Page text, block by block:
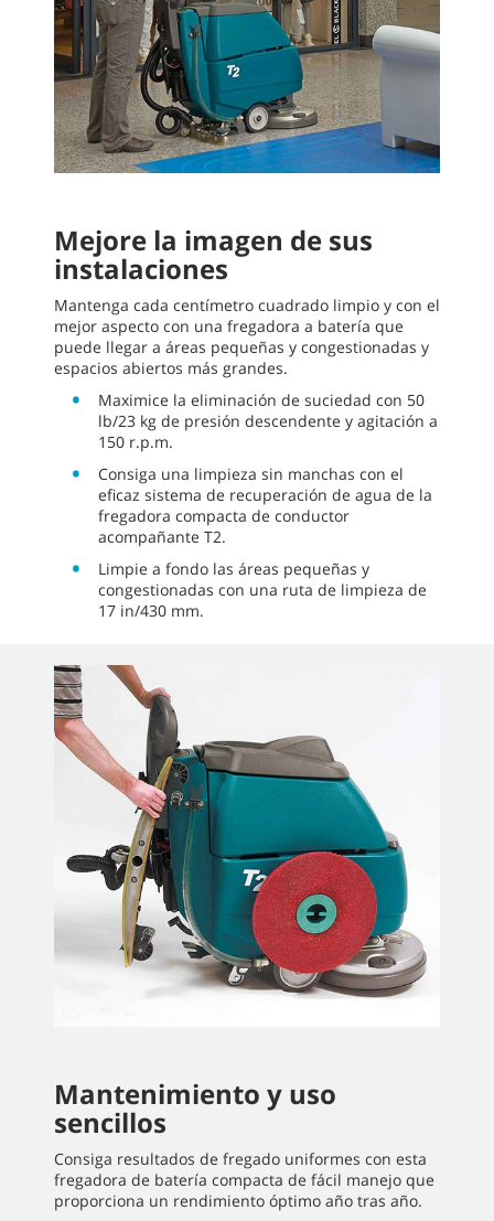
Mejore la imagen de sus
instalaciones
Mantenga cada centímetro cuadrado limpio y con el
mejor aspecto con una fregadora a batería que
puede llegar a áreas pequeñas y congestionadas y
espacios abiertos más grandes.
Maximice la eliminación de suciedad con 50
lb/23 kg de presión descendente y agitación a
150 r.p.m.
Consiga una limpieza sin manchas con el
eficaz sistema de recuperación de agua de la
fregadora compacta de conductor
acompañante T2.
Limpie a fondo las áreas pequeñas y
congestionadas con una ruta de limpieza de
17 in/430 mm.
Mantenimiento y uso
sencillos
Consiga resultados de fregado uniformes con esta
fregadora de batería compacta de fácil manejo que
proporciona un rendimiento óptimo año tras año.